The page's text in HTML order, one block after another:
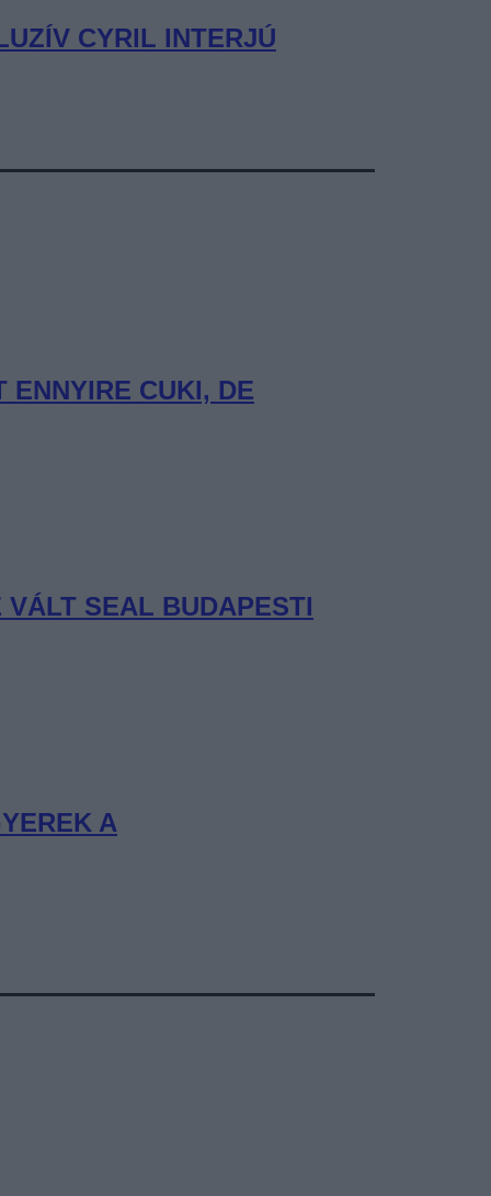
CYRIL INTERJÚ
ENNYIRE CUKI, DE
SEAL BUDAPESTI
A